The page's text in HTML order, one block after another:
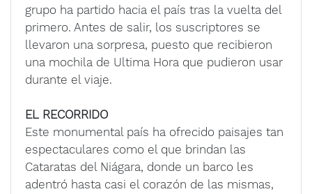
grupo ha partido hacia el país tras la vuelta del
primero. Antes de salir, los suscriptores se
llevaron una sorpresa, puesto que recibieron
una mochila de Ultima Hora que pudieron usar
durante el viaje.
EL RECORRIDO
Este monumental país ha ofrecido paisajes tan
espectaculares como el que brindan las
Cataratas del Niágara, donde un barco les
adentró hasta casi el corazón de las mismas,